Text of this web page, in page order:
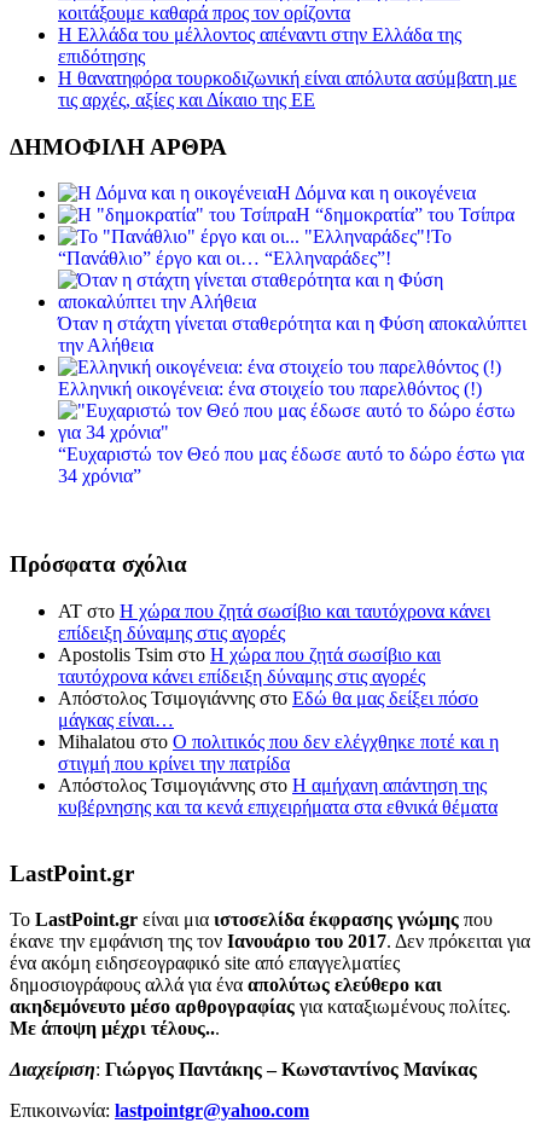
κοιτάξουμε καθαρά προς τον ορίζοντα
Η Ελλάδα του μέλλοντος απέναντι στην Ελλάδα της
επιδότησης
Η θανατηφόρα τουρκοδιζωνική είναι απόλυτα ασύμβατη με
τις αρχές, αξίες και Δίκαιο της ΕΕ
ΔΗΜΟΦΙΛΗ ΑΡΘΡΑ
Η Δόμνα και η οικογένεια
Η “δημοκρατία” του Τσίπρα
Το
“Πανάθλιο” έργο και οι… “Ελληναράδες”!
Όταν η στάχτη γίνεται σταθερότητα και η Φύση αποκαλύπτει
την Αλήθεια
Ελληνική οικογένεια: ένα στοιχείο του παρελθόντος (!)
“Ευχαριστώ τον Θεό που μας έδωσε αυτό το δώρο έστω για
34 χρόνια”
Πρόσφατα σχόλια
ΑΤ στο Η χώρα που ζητά σωσίβιο και ταυτόχρονα κάνει
επίδειξη δύναμης στις αγορές
Apostolis Tsim στο Η χώρα που ζητά σωσίβιο και
ταυτόχρονα κάνει επίδειξη δύναμης στις αγορές
Απόστολος Τσιμογιάννης στο Εδώ θα μας δείξει πόσο
μάγκας είναι…
Mihalatou στο Ο πολιτικός που δεν ελέγχθηκε ποτέ και η
στιγμή που κρίνει την πατρίδα
Απόστολος Τσιμογιάννης στο Η αμήχανη απάντηση της
κυβέρνησης και τα κενά επιχειρήματα στα εθνικά θέματα
LastPoint.gr
To LastPoint.gr είναι μια ιστοσελίδα έκφρασης γνώμης που
έκανε την εμφάνιση της τον Ιανουάριο του 2017. Δεν πρόκειται για
ένα ακόμη ειδησεογραφικό site από επαγγελματίες
δημοσιογράφους αλλά για ένα απολύτως ελεύθερο και
ακηδεμόνευτο μέσο αρθρογραφίας για καταξιωμένους πολίτες.
Με άποψη μέχρι τέλους...
Διαχείριση: Γιώργος Παντάκης – Κωνσταντίνος Μανίκας
Επικοινωνία: lastpointgr@yahoo.com